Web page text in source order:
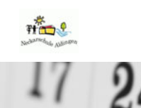
main
content